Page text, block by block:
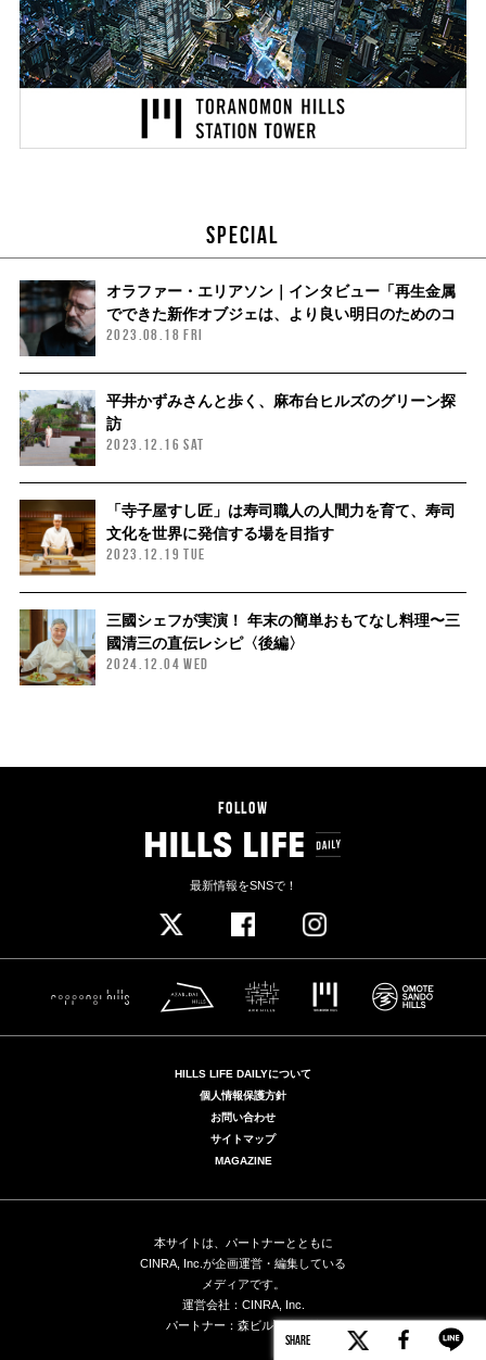
SHARE
SPECIAL
オラファー・エリアソン｜インタビュー「再生金属
でできた新作オブジェは、より良い明日のためのコ
ミットメントなのです」
2023.08.18 FRI
平井かずみさんと歩く、麻布台ヒルズのグリーン探
訪
2023.12.16 SAT
「寺子屋すし匠」は寿司職人の人間力を育て、寿司
文化を世界に発信する場を目指す
2023.12.19 TUE
三國シェフが実演！ 年末の簡単おもてなし料理〜三
國清三の直伝レシピ〈後編〉
2024.12.04 WED
FOLLOW
最新情報をSNSで！
HILLS LIFE DAILYについて
個人情報保護方針
お問い合わせ
サイトマップ
MAGAZINE
本サイトは、パートナーとともに
CINRA, Inc.が企画運営・編集している
メディアです。
運営会社：CINRA, Inc.
パートナー：森ビル株式会社